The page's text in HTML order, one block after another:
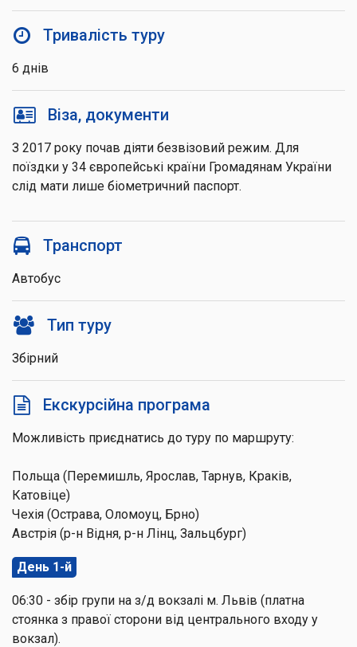
Тривалість туру
6 днів
Віза, документи
З 2017 року почав діяти безвізовий режим. Для
поїздки у 34 європейські країни Громадянам України
слід мати лише біометричний паспорт.
Транспорт
Автобус
Тип туру
Збірний
Екскурсійна програма
Можливість приєднатись до туру по маршруту:
Польща (Перемишль, Ярослав, Тарнув, Краків,
Катовіце)
Чехія (Острава, Оломоуц, Брно)
Австрія (р-н Відня, р-н Лінц, Зальцбург)
День 1-й
06:30 - збір групи на з/д вокзалі м. Львів (платна
стоянка з правої сторони від центрального входу у
вокзал).